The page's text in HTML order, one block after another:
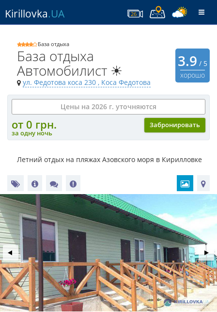
Kirillovka.UA 26
3.9 / 5
хорошо
База отдыха
База отдыха
Автомобилист ☀
ул. Федотова коса 230 , Коса Федотова
Цены на 2026 г. уточняются
Забронировать
от 0 грн.
за одну ночь
Летний отдых на пляжах Азовского моря в Кирилловке